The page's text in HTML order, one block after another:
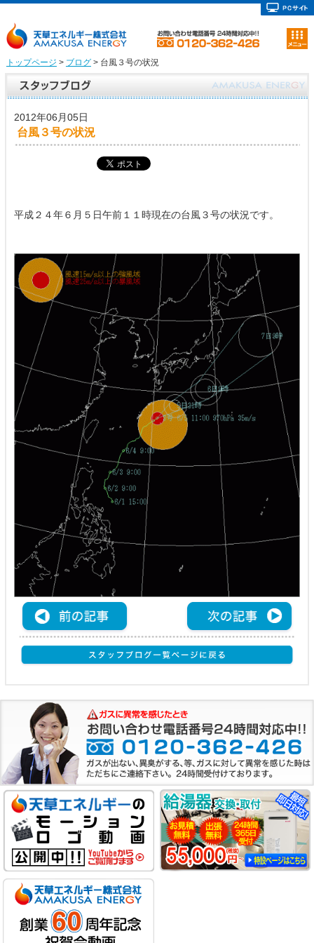
トップページ > ブログ> 台風３号の状況
2012年06月05日
台風３号の状況
平成２４年６月５日午前１１時現在の台風３号の状況です。